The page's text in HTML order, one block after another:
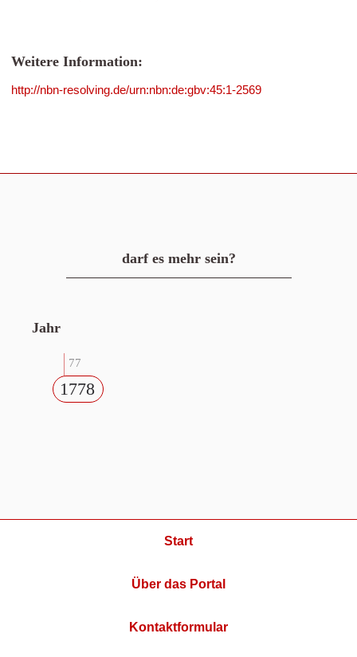
Weitere Information:
http://nbn-resolving.de/urn:nbn:de:gbv:45:1-2569
darf es mehr sein?
Jahr
77
1778
Start
Über das Portal
Kontaktformular